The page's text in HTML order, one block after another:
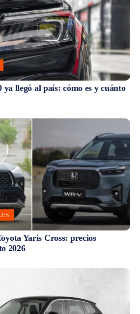
llegó al país: cómo es y cuánto
Yaris Cross: precios
2026